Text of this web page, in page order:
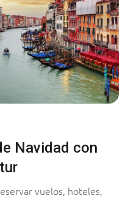
Navidad con
vuelos, hoteles,